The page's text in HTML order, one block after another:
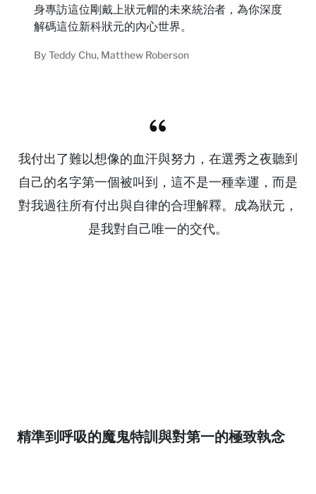
身專訪這位剛戴上狀元帽的未來統治者，為你深度
解碼這位新科狀元的內心世界。
By Teddy Chu, Matthew Roberson
我付出了難以想像的血汗與努力，在選秀之夜聽到
自己的名字第一個被叫到，這不是一種幸運，而是
對我過往所有付出與自律的合理解釋。成為狀元，
是我對自己唯一的交代。
精準到呼吸的魔鬼特訓與對第一的極致執念